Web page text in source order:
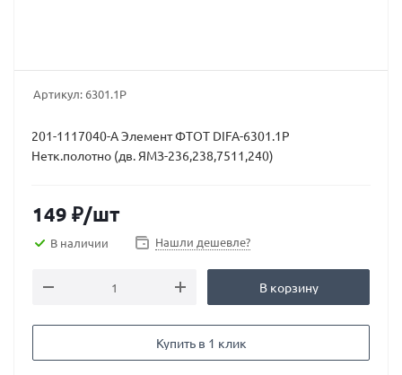
Артикул:6301.1Р
201-1117040-А Элемент ФТОТ DIFA-6301.1Р
Нетк.полотно (дв. ЯМЗ-236,238,7511,240)
149 ₽/шт
В наличии Нашли дешевле?
В корзину
Купить в 1 клик